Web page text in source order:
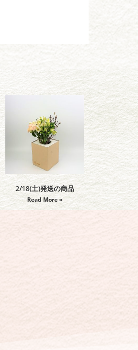
2/18(土)発送の商品
Read More »